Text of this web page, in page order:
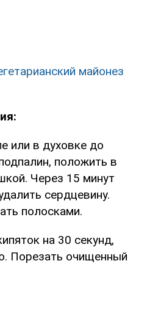
майонез
или в духовке до
положить в
Через 15 минут
сердцевину.
полосками.
на 30 секунд,
Порезать очищенный